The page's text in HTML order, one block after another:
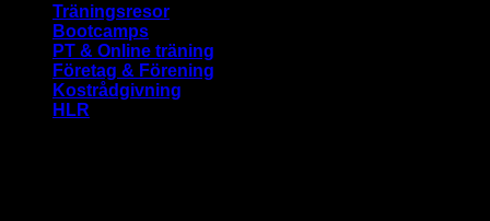
Träningsresor
Bootcamps
PT & Online träning
Företag & Förening
Kostrådgivning
HLR